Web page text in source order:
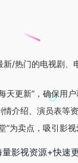
新/热门的电视剧、
天更新”，确保用
情介绍、演员表等
”为卖点，吸引影视
影视资源+快速